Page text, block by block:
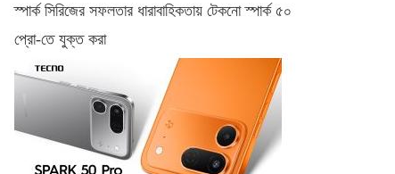
স্পার্ক সিরিজের সফলতার ধারাবাহিকতায় টেকনোস্পার্ক ৫০
প্রো-তে যুক্ত করা